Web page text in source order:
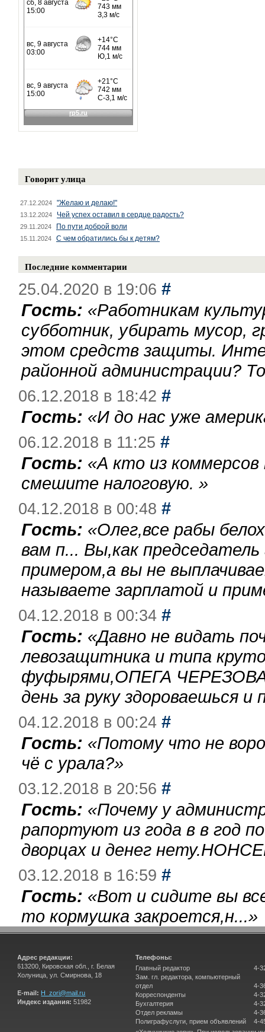
Говорит улица
27.12.2024 "Желаю и делаю!"
13.12.2024 Чей успех оставил в сердце радость?
29.11.2024 По пути доброй воли
15.11.2024 С чем обратились бы к детям?
Последние комментарии
25.04.2020 в 19:06 #
Гость: «Работникам
субботник, убирать мусор,
этом средств защиты.
районной администрации?
06.12.2018 в 18:42 #
Гость: «И до нас уже
06.12.2018 в 11:25 #
Гость: «А кто из
смешите налоговую. »
04.12.2018 в 00:48 #
Гость: «Олег,все рабы
вам п... Вы,как
примером,а вы не
называете зарплатой и
04.12.2018 в 00:34 #
Гость: «Давно не видать
левозащитника и типа
фуфырями,ОПЕГА
день за руку здороваешься
04.12.2018 в 00:24 #
Гость: «Потому что не
чё с урала?»
03.12.2018 в 20:56 #
Гость: «Почему у
рапортуют из года в в год
дворцах и денег
03.12.2018 в 16:59 #
Гость: «Вот и сидите вы
то кормушка закроется,н...»
Адрес редакции:
613200, Кировская обл., г. Белая
Холуница, ул. Смирнова, 18
E-mail: H_zori@mail.ru
Индекс издания: 51982
Телефоны:
Главный редактор
Зам. гл. редактора, компьютерный
отдел
Корреспонденты
Бухгалтерия
Отдел рекламы
Полиграфуслуги, прием объявлений
4-
4-
4-
4-
4-
4-